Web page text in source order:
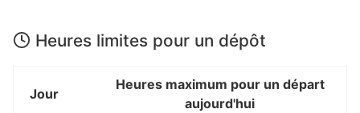
Heures limites pour un dépôt
Jour
Heures maximum pour un départ
aujourd'hui